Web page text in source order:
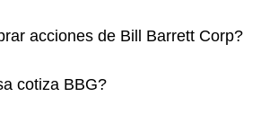
acciones de Bill Barrett Corp?
cotiza BBG?